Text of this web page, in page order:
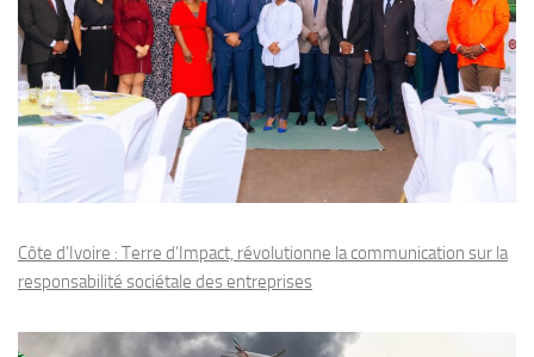
Côte d’Ivoire : Terre d’Impact, révolutionne la communication sur la
responsabilité sociétale des entreprises